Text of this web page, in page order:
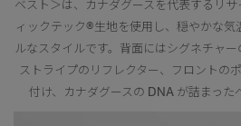
ベスト＞は、カナダグースを代表するリ
ィックテック®生地を使用し、穏やかな気
ルなスタイルです。背面にはシグネチャ
ストライプのリフレクター、フロントの
付け、カナダグースの DNA が詰まった